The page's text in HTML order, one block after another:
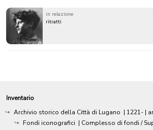
in relazione
ritratti
Inventario
Archivio storico della Città di Lugano | 1221- |
Fondi iconografici | Complesso di fondi /